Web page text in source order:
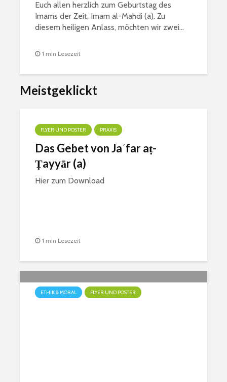
Euch allen herzlich zum Geburtstag des
Imams der Zeit, Imam al-Mahdi (a). Zu
diesem heiligen Anlass, möchten wir zwei...
1 min Lesezeit
Meistgeklickt
FLYER UND POSTER PRAXIS
Das Gebet von Jaʿfar aṭ-
Ṭayyār (a)
Hier zum Download
1 min Lesezeit
ETHIK & MORAL FLYER UND POSTER